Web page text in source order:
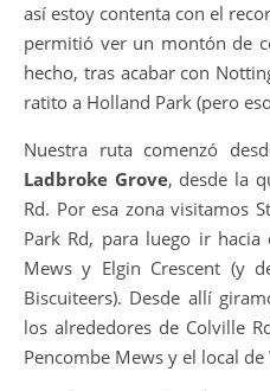
así estoy contenta con el
permitió ver un montón de
hecho, tras acabar con
ratito a Holland Park (pero
Nuestra ruta comenzó
Ladbroke Grove, desde la
Rd. Por esa zona visitamos
Park Rd, para luego ir
Mews y Elgin Crescent (y
Biscuiteers). Desde allí
los alrededores de Colville
Pencombe Mews y el local